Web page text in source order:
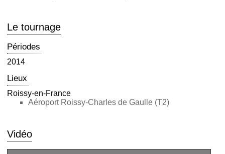
Le tournage
Périodes
2014
Lieux
Roissy-en-France
Aéroport Roissy-Charles de Gaulle (T2)
Vidéo